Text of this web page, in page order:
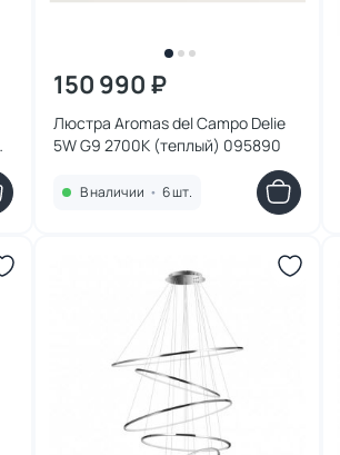
150 990 ₽
Люстра Aromas del Campo Delie
5W G9 2700К (теплый) 095890
В наличии • 6 шт.